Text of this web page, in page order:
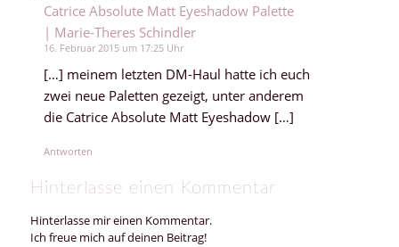
Catrice Absolute Matt Eyeshadow Palette
| Marie-Theres Schindler
16. Februar 2015 um 17:25 Uhr
[…] meinem letzten DM-Haul hatte ich euch
zwei neue Paletten gezeigt, unter anderem
die Catrice Absolute Matt Eyeshadow […]
Antworten
Hinterlasse einen Kommentar
Hinterlasse mir einen Kommentar.
Ich freue mich auf deinen Beitrag!